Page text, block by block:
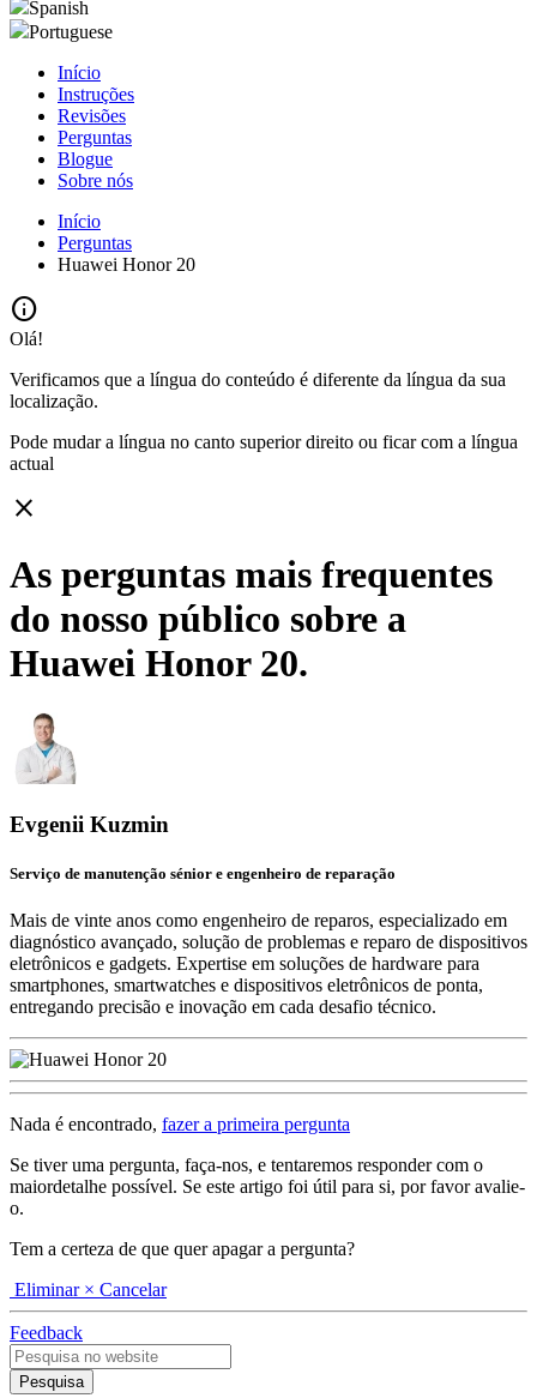
Spanish
Portuguese
Início
Instruções
Revisões
Perguntas
Blogue
Sobre nós
Início
Perguntas
Huawei Honor 20
info
Olá!
Verificamos que a língua do conteúdo é diferente da língua da sua
localização.
Pode mudar a língua no canto superior direito ou ficar com a língua
actual
close
As perguntas mais frequentes
do nosso público sobre a
Huawei Honor 20.
Evgenii Kuzmin
Serviço de manutenção sénior e engenheiro de reparação
Mais de vinte anos como engenheiro de reparos, especializado em
diagnóstico avançado, solução de problemas e reparo de dispositivos
eletrônicos e gadgets. Expertise em soluções de hardware para
smartphones, smartwatches e dispositivos eletrônicos de ponta,
entregando precisão e inovação em cada desafio técnico.
Nada é encontrado, fazer a primeira pergunta
Se tiver uma pergunta, faça-nos, e tentaremos responder com o
maiordetalhe possível. Se este artigo foi útil para si, por favor avalie-
o.
Tem a certeza de que quer apagar a pergunta?
Eliminar × Cancelar
Feedback